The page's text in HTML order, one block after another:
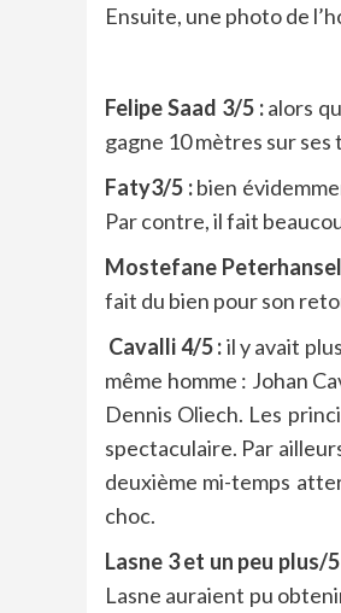
Ensuite, une photo de
Felipe Saad 3/5 :alors
gagne 10 mètres sur
Faty3/5 :bien
Par contre, il fait
Mostefane
fait du bien pour son
Cavalli 4/5 :il y avait
même homme : Johan
Dennis Oliech. Les
spectaculaire. Par
deuxième mi-temps
choc.
Lasne 3 et un peu plus/5
Lasne auraient pu